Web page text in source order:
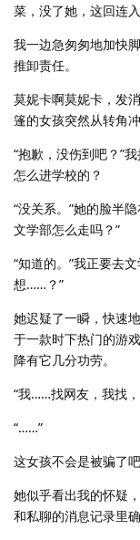
菜，没了她，这回连
我一边急匆匆地加快
推卸责任。
莫妮卡啊莫妮卡，发
篷的女孩突然从转角
“抱歉，没伤到吧？”
怎么进学校的？
“没关系。”她的脸半
文学部怎么走吗？”
“知道的。”我正要去
想……？”
她迟疑了一瞬，快速
于一款时下热门的游
降有它几分功劳。
“我……找网友，我找
“……”
这女孩不会是被骗了
她似乎看出我的怀疑
和私聊的消息记录里